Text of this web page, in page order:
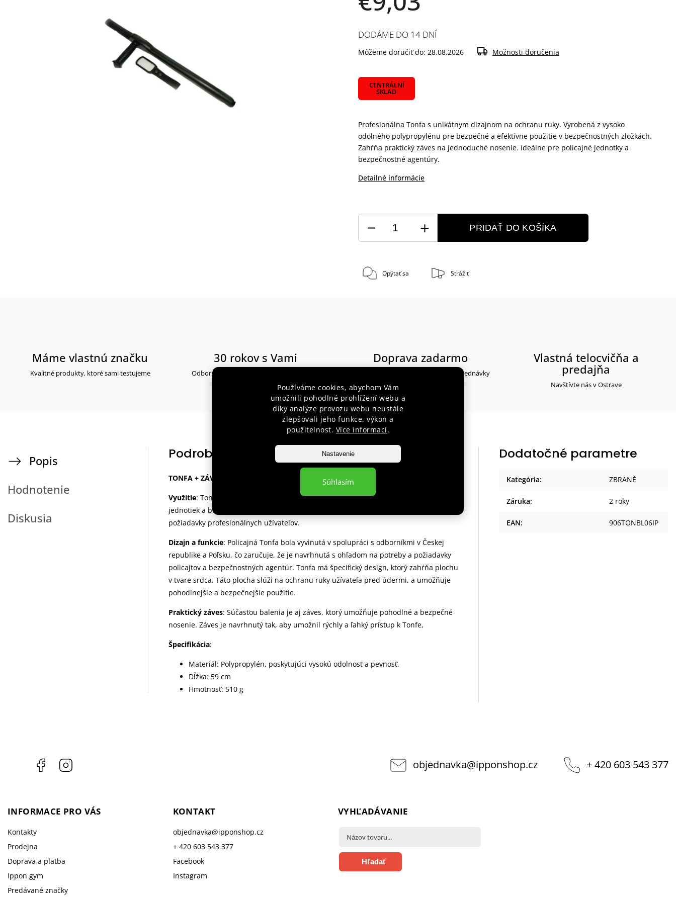
Používáme cookies, abychom Vám
umožnili pohodlné prohlížení webu a
díky analýze provozu webu neustále
zlepšovali jeho funkce, výkon a
použitelnost. Více informací.
Nastavenie
Súhlasím
CENTRÁLNÍ
SKLAD
Profesionálna Tonfa s unikátnym dizajnom na ochranu ruky. Vyrobená z vysoko
odolného polypropylénu pre bezpečné a efektívne použitie v bezpečnostných zložkách.
Zahŕňa praktický záves na jednoduché nosenie. Ideálne pre policajné jednotky a
bezpečnostné agentúry.
Detailné informácie
DODÁME DO 14 DNÍ
Môžeme doručiť do: 28.08.2026 Možnosti doručenia
PRIDAŤ DO KOŠÍKA
Opýtať sa Strážiť
Máme vlastnú značku
Kvalitné produkty, ktoré sami testujeme
30 rokov s Vami
Odborné poradenstvo pre začiatočníkov aj
Doprava zadarmo
pri nákupe nad 75 € do hmotnosti objednávky
Vlastná telocvičňa a
predajňa
Navštívte nás v Ostrave
Popis
Hodnotenie
Diskusia
Podrobný popis
TONFA + ZÁVES
Využitie: Tonfa je primárne určená na profesionálne nasadenie v rámci policajných
jednotiek a bezpečnostných agentúr. Je navrhnutá s ohľadom na špecifické potreby a
požiadavky profesionálnych užívateľov.
Dizajn a funkcie: Policajná Tonfa bola vyvinutá v spolupráci s odborníkmi v Českej
republike a Poľsku, čo zaručuje, že je navrhnutá s ohľadom na potreby a požiadavky
policajtov a bezpečnostných agentúr. Tonfa má špecifický design, ktorý zahŕňa plochu
v tvare srdca. Táto plocha slúži na ochranu ruky užívateľa pred údermi, a umožňuje
pohodlnejšie a bezpečnejšie použitie.
Praktický záves: Súčasťou balenia je aj záves, ktorý umožňuje pohodlné a bezpečné
nosenie. Záves je navrhnutý tak, aby umožnil rýchly a ľahký prístup k Tonfe,
Špecifikácia:
Materiál: Polypropylén, poskytujúci vysokú odolnosť a pevnosť.
Dĺžka: 59 cm
Hmotnosť: 510 g
Dodatočné parametre
Kategória: ZBRANĚ
Záruka: 2 roky
EAN: 906TONBL06IP
Facebook objednavka@ipponshop.cz + 420 603 543 377
INFORMACE PRO VÁS
Kontakty
Prodejna
Doprava a platba
Ippon gym
Predávané značky
KONTAKT
objednavka@ipponshop.cz
+ 420 603 543 377
Facebook
Instagram
VYHĽADÁVANIE
Hľadať